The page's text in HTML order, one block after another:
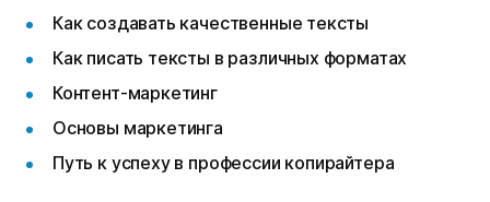
Как создавать качественные тексты
Как писать тексты в различных форматах
Контент-маркетинг
Основы маркетинга
Путь к успеху в профессии копирайтера